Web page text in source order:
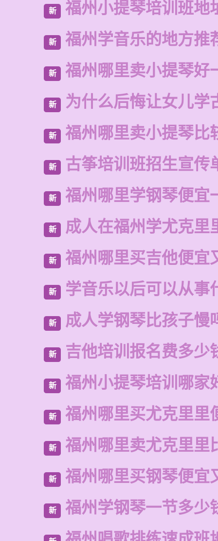
新 福州小提琴培训班地
新 福州学音乐的地方推
新 福州哪里卖小提琴好
新 为什么后悔让女儿学
新 福州哪里卖小提琴比
新 古筝培训班招生宣传
新 福州哪里学钢琴便宜
新 成人在福州学尤克里
新 福州哪里买吉他便宜
新 学音乐以后可以从事
新 成人学钢琴比孩子慢
新 吉他培训报名费多少
新 福州小提琴培训哪家
新 福州哪里买尤克里里
新 福州哪里卖尤克里里
新 福州哪里买钢琴便宜
新 福州学钢琴一节多少